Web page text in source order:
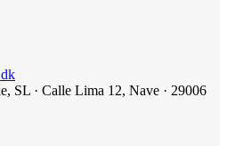
SL · Calle Lima 12, Nave · 29006